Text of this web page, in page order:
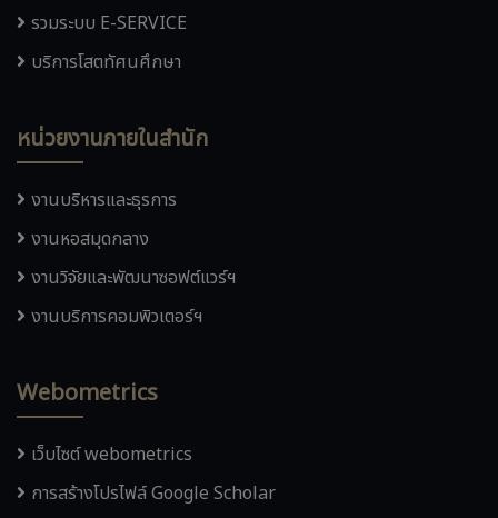
รวมระบบ E-SERVICE
บริการโสตทัศนศึกษา
หน่วยงานภายในสำนัก
งานบริหารและธุรการ
งานหอสมุดกลาง
งานวิจัยและพัฒนาซอฟต์แวร์ฯ
งานบริการคอมพิวเตอร์ฯ
Webometrics
เว็บไซต์ webometrics
การสร้างโปรไฟล์ Google Scholar